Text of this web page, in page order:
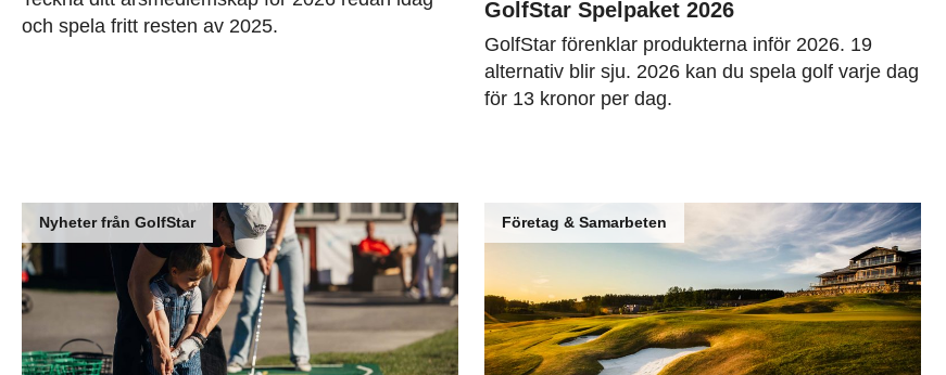
och spela fritt resten av 2025.
GolfStar Spelpaket 2026
GolfStar förenklar produkterna inför 2026. 19
alternativ blir sju. 2026 kan du spela golf varje dag
för 13 kronor per dag.
Nyheter från GolfStar Företag & Samarbeten